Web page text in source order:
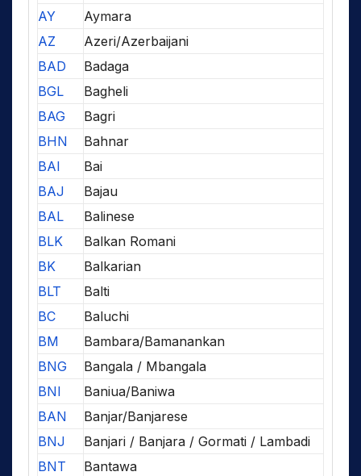
AY
Aymara
AZ
Azeri/Azerbaijani
BAD
Badaga
BGL
Bagheli
BAG
Bagri
BHN
Bahnar
BAI
Bai
BAJ
Bajau
BAL
Balinese
BLK
Balkan Romani
BK
Balkarian
BLT
Balti
BC
Baluchi
BM
Bambara/Bamanankan
BNG
Bangala / Mbangala
BNI
Baniua/Baniwa
BAN
Banjar/Banjarese
BNJ
Banjari / Banjara / Gormati / Lambadi
BNT
Bantawa